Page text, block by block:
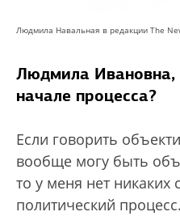
Людмила Навальная в редакции The
Людмила Ивановна,
начале процесса?
Если говорить
вообще могу быть
то у меня нет
политический